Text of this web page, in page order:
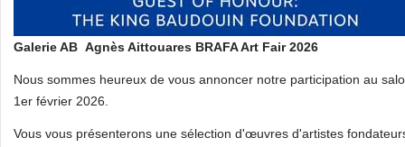
Galerie AB Agnès Aittouares BRAFA Art Fair 2026
Nous sommes heureux de vous annoncer notre participation au
1er février 2026.
Vous vous présenterons une sélection d'œuvres d'artistes